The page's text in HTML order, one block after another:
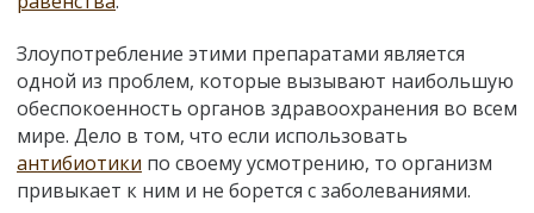
Злоупотребление этими препаратами является
одной из проблем, которые вызывают наибольшую
обеспокоенность органов здравоохранения во всем
мире. Дело в том, что если использовать
антибиотики по своему усмотрению, то организм
привыкает к ним и не борется с заболеваниями.